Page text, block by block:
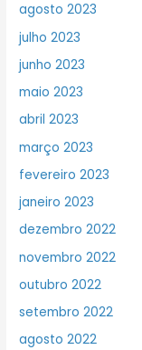
agosto 2023
julho 2023
junho 2023
maio 2023
abril 2023
março 2023
fevereiro 2023
janeiro 2023
dezembro 2022
novembro 2022
outubro 2022
setembro 2022
agosto 2022